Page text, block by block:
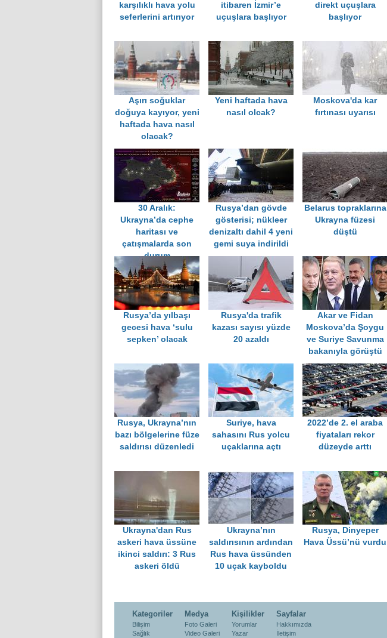
karşılıklı hava yolu
seferlerini artırıyor
itibaren İzmir’e
uçuşlara başlıyor
direkt uçuşlara
başlıyor
Aşırı soğuklar
doğuya kayıyor, yeni
haftada hava nasıl
olacak?
Yeni haftada hava
nasıl olcak?
Moskova'da kar
fırtınası uyarısı
30 Aralık:
Ukrayna’da cephe
haritası ve
çatışmalarda son
durum
Rusya’dan gövde
gösterisi; nükleer
denizaltı dahil 4 yeni
gemi suya indirildi
Belarus topraklarına
Ukrayna füzesi
düştü
Rusya’da yılbaşı
gecesi hava ‘sulu
sepken’ olacak
Rusya'da trafik
kazası sayısı yüzde
20 azaldı
Akar ve Fidan
Moskova’da Şoygu
ve Suriye Savunma
bakanıyla görüştü
Rusya, Ukrayna’nın
bazı bölgelerine füze
saldırısı düzenledi
Suriye, hava
sahasını Rus yolcu
uçaklarına açtı
2022’de 2. el araba
fiyataları rekor
düzeyde arttı
Ukrayna'dan Rus
askeri hava üssüne
ikinci saldırı: 3 Rus
askeri öldü
Ukrayna’nın
saldırısının ardından
Rus hava üssünden
10 uçak kayboldu
Rusya, Dinyeper
Hava Üssü’nü vurdu
Kategoriler
Bilişim
Sağlık
Medya
Foto Galeri
Video Galeri
Kişilikler
Yorumlar
Yazar
Sayfalar
Hakkımızda
İletişim